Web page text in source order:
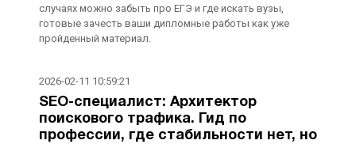
случаях можно забыть про ЕГЭ и где искать вузы,
готовые зачесть ваши дипломные работы как уже
пройденный материал.
2026-02-11 10:59:21
SEO-специалист: Архитектор
поискового трафика. Гид по
профессии, где стабильности нет, но